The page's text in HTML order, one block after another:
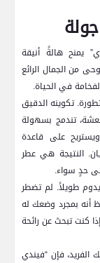
يمنح هالةً أنيقة
من الجمال الرائع
في الحياة.
تكوينه الدقيق
تندمج بسهولة
على قاعدة
النتيجة هي عطر
حدٍ سواء.
طويلاً. لم تضطر
أنه بمجرد وضعك له
كنت تبحث عن رائحة
فإن “فيندي